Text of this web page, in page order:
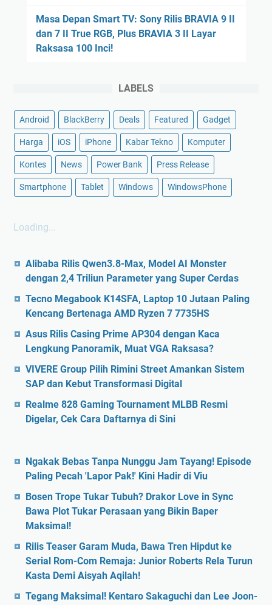
Masa Depan Smart TV: Sony Rilis BRAVIA 9 II
dan 7 II True RGB, Plus BRAVIA 3 II Layar
Raksasa 100 Inci!
LABELS
Android BlackBerry Deals Featured Gadget
Harga iOS iPhone Kabar Tekno Komputer
Kontes News Power Bank Press Release
Smartphone Tablet Windows WindowsPhone
Loading...
Alibaba Rilis Qwen3.8-Max, Model AI Monster
dengan 2,4 Triliun Parameter yang Super Cerdas
Tecno Megabook K14SFA, Laptop 10 Jutaan Paling
Kencang Bertenaga AMD Ryzen 7 7735HS
Asus Rilis Casing Prime AP304 dengan Kaca
Lengkung Panoramik, Muat VGA Raksasa?
VIVERE Group Pilih Rimini Street Amankan Sistem
SAP dan Kebut Transformasi Digital
Realme 828 Gaming Tournament MLBB Resmi
Digelar, Cek Cara Daftarnya di Sini
Ngakak Bebas Tanpa Nunggu Jam Tayang! Episode
Paling Pecah 'Lapor Pak!' Kini Hadir di Viu
Bosen Trope Tukar Tubuh? Drakor Love in Sync
Bawa Plot Tukar Perasaan yang Bikin Baper
Maksimal!
Rilis Teaser Garam Muda, Bawa Tren Hipdut ke
Serial Rom-Com Remaja: Junior Roberts Rela Turun
Kasta Demi Aisyah Aqilah!
Tegang Maksimal! Kentaro Sakaguchi dan Lee Joon-